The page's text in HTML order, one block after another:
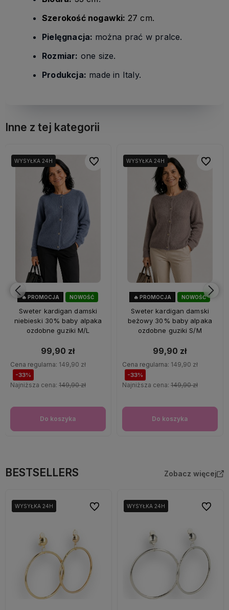
Szerokość nogawki: 27 cm.
Pielęgnacja: można prać w pralce.
Rozmiar: one size.
Produkcja: made in Italy.
Inne z tej kategorii
NOWOŚĆ
🔥 PROMOCJA
WYSYŁKA 24H
Sweter kardigan damski
niebieski 30% baby alpaka
ozdobne guziki M/L
99,90 zł
Cena regularna: 149,90 zł
-33%
Najniższa cena:149,90 zł
Do koszyka
Do ulubionych
Do ulubionych
NOWOŚĆ
🔥 PROMOCJA
WYSYŁKA 24H
Sweter kardigan damski
beżowy 30% baby alpaka
ozdobne guziki S/M
99,90 zł
Cena regularna: 149,90 zł
-33%
Najniższa cena: 149,90 zł
Do koszyka
Do
Do
BESTSELLERS Zobacz więcej
WYSYŁKA 24H
WYSYŁKA 24H Do ulubionychWYSYŁKA 24H
WYSYŁKA 24H Do